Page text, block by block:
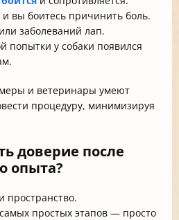
и вы боитесь причинить боль.
заболеваний лап.
попытки у собаки появился
и ветеринары умеют
процедуру, минимизируя
доверие после
опыта?
пространство.
простых этапов — просто